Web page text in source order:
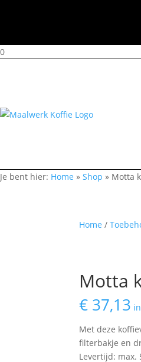
0
Je bent hier: Home » Shop » Motta
Home /
Motta
€ 37,13
Met deze
filterbakje en
Levertijd: max.